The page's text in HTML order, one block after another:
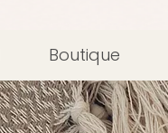
Boutique